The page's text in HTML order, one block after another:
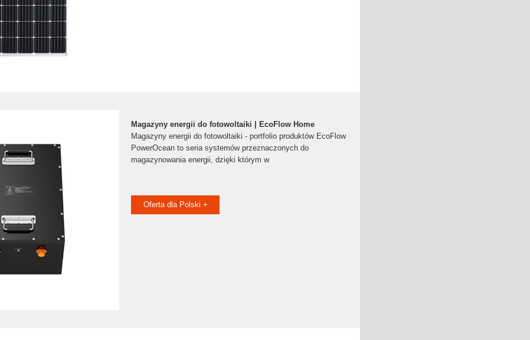
Magazyny energii do fotowoltaiki | EcoFlow Home
Magazyny energii do fotowoltaiki - portfolio produktów EcoFlow
PowerOcean to seria systemów przeznaczonych do
magazynowania energii, dzięki którym w
Oferta dla Polski +